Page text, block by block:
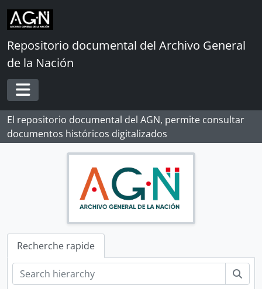
Skip to main content
Repositorio documental del Archivo General
de la Nación
Toggle navigation
El repositorio documental del AGN, permite consultar
documentos históricos digitalizados
Recherche rapide